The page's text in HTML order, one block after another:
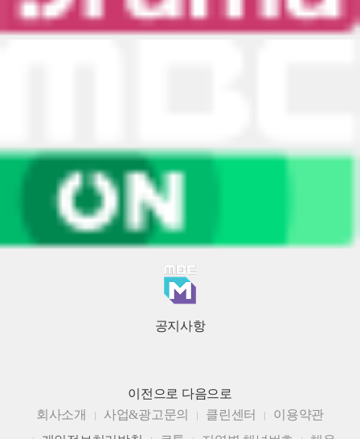
공지사항
이전으로 다음으로
회사소개
사업&광고문의 클린센터
이용약관